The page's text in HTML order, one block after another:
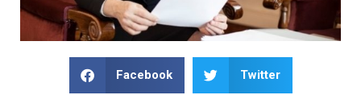
Facebook Twitter